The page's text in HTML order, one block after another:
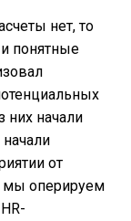
нет, то
понятные
них начали
от
мы оперируем